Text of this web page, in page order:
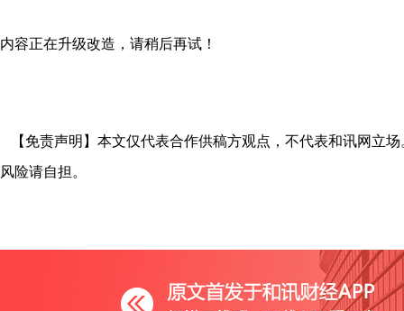
内容正在升级改造，请稍后再试！
【免责声明】本文仅代表合作供稿方观点，不代表和讯网立
风险请自担。